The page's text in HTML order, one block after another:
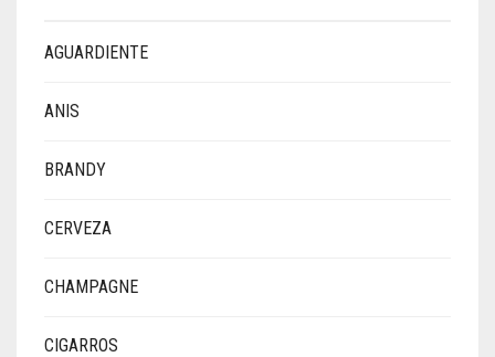
AGUARDIENTE
ANIS
BRANDY
CERVEZA
CHAMPAGNE
CIGARROS